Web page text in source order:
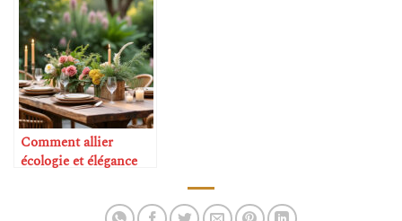
Comment allier
écologie et élégance